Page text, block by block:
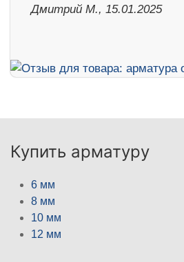
Дмитрий М., 15.01.2025
Купить арматуру
6 мм
8 мм
10 мм
12 мм